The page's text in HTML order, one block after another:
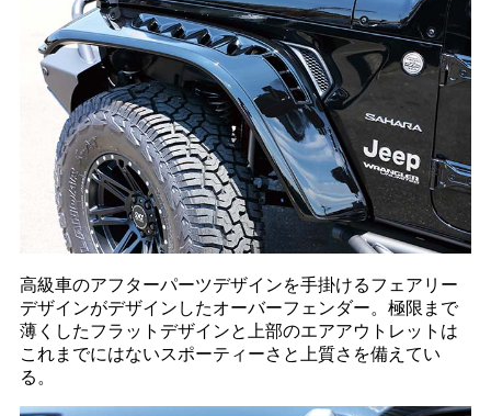
高級車のアフターパーツデザインを手掛けるフェアリー
デザインがデザインしたオーバーフェンダー。極限まで
薄くしたフラットデザインと上部のエアアウトレットは
これまでにはないスポーティーさと上質さを備えてい
る。